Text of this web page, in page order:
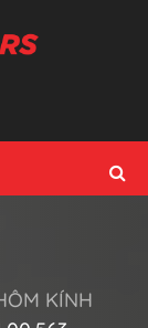
KÍNH